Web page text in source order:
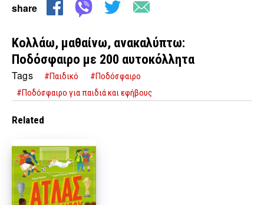
share
Κολλάω, μαθαίνω, ανακαλύπτω:
Ποδόσφαιρο με 200 αυτοκόλλητα
Tags #Παιδικό
#Ποδόσφαιρο
#Ποδόσφαιρο για παιδιά και εφήβους
Related